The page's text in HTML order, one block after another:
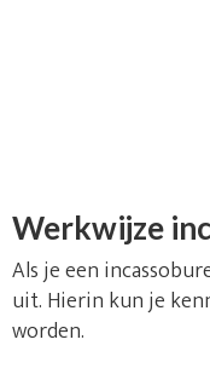
Werkwijze
Als je een
uit. Hierin kun je
worden.